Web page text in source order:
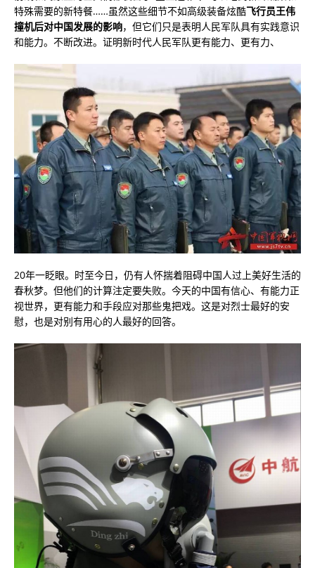
特殊需要的新特餐……虽然这些细节不如高级装备炫酷飞行员王伟
撞机后对中国发展的影响，但它们只是表明人民军队具有实践意识
和能力。不断改进。证明新时代人民军队更有能力、更有力、
20年一眨眼。时至今日，仍有人怀揣着阻碍中国人过上美好生活的
春秋梦。但他们的计算注定要失败。今天的中国有信心、有能力正
视世界，更有能力和手段应对那些鬼把戏。这是对烈士最好的安
慰，也是对别有用心的人最好的回答。